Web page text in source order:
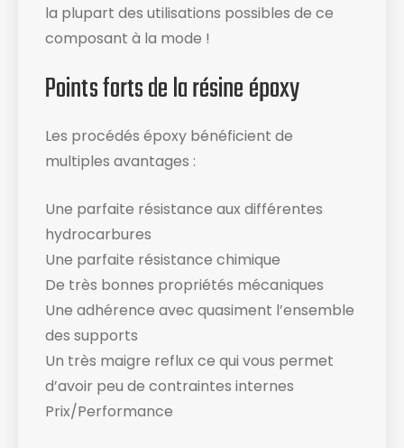
la plupart des utilisations possibles de ce
composant à la mode !
Points forts de la résine époxy
Les procédés époxy bénéficient de
multiples avantages :
Une parfaite résistance aux différentes
hydrocarbures
Une parfaite résistance chimique
De très bonnes propriétés mécaniques
Une adhérence avec quasiment l’ensemble
des supports
Un très maigre reflux ce qui vous permet
d’avoir peu de contraintes internes
Prix/Performance